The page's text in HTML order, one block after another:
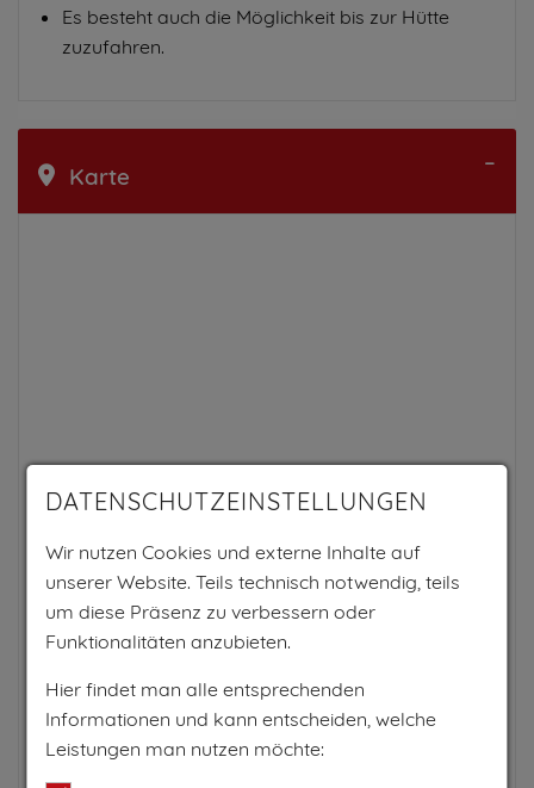
Es besteht auch die Möglichkeit bis zur Hütte
zuzufahren.
Karte
DATENSCHUTZEINSTELLUNGEN
Wir nutzen Cookies und externe Inhalte auf
unserer Website. Teils technisch notwendig, teils
um diese Präsenz zu verbessern oder
Funktionalitäten anzubieten.
Hier findet man alle entsprechenden
Informationen und kann entscheiden, welche
Leistungen man nutzen möchte: